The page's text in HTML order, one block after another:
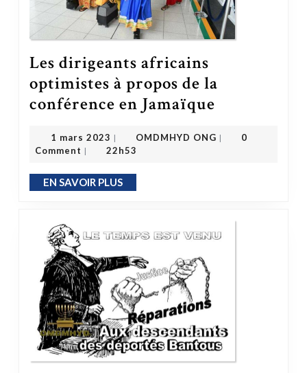
Les dirigeants africains
optimistes à propos de la
conférence en Jamaïque
1 mars 2023 | OMDMHYD ONG |
0
Comment | 22h53
EN SAVOIR PLUSEN SAVOIR PLUS